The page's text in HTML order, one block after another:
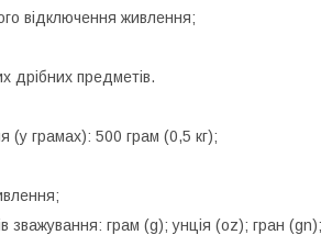
відключення живлення;
дрібних предметів.
(у грамах): 500 грам (0,5 кг);
зважування: грам (g); унція (oz); гран